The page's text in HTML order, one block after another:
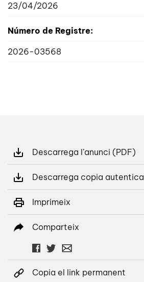
23/04/2026
Número de Registre:
2026-03568
Descarrega l’anunci (PDF)
Descarrega copia autentica
Imprimeix
Comparteix
Copia el link permanent